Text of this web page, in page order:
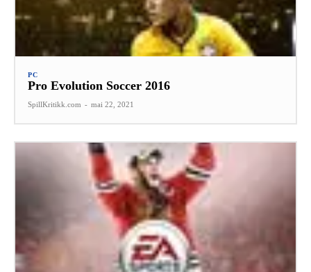
PC
Pro Evolution Soccer 2016
SpillKritikk.com - mai 22, 2021